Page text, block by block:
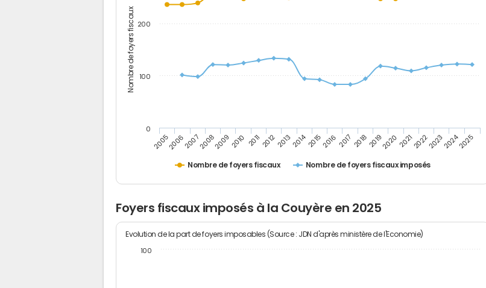
Nombre de foyers fiscaux
Nombre de foyers fiscaux Nombre de foyers fiscaux imposés
200520062007200820092010 201120122013201420152016 2017 20182019202020212022202320242025
0
100
200
Foyers fiscaux imposés à la Couyère en 2025
Evolution de la part de foyers imposables (Source : JDN d'après ministère de l'Economie)
100